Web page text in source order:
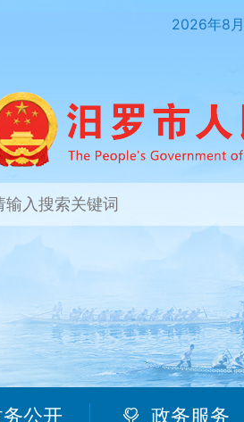
2026年8
公开 政务服务